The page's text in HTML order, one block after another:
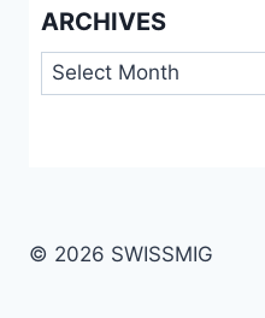
ARCHIVES
Archives
© 2026 SWISSMIG